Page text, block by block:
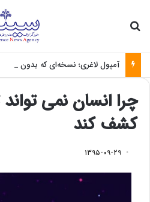
آمپول لاغری؛ نسخه‌ای که بدون
چرا انسان نمی تواند
کشف کند
۱۳۹۵-۰۹-۲۹